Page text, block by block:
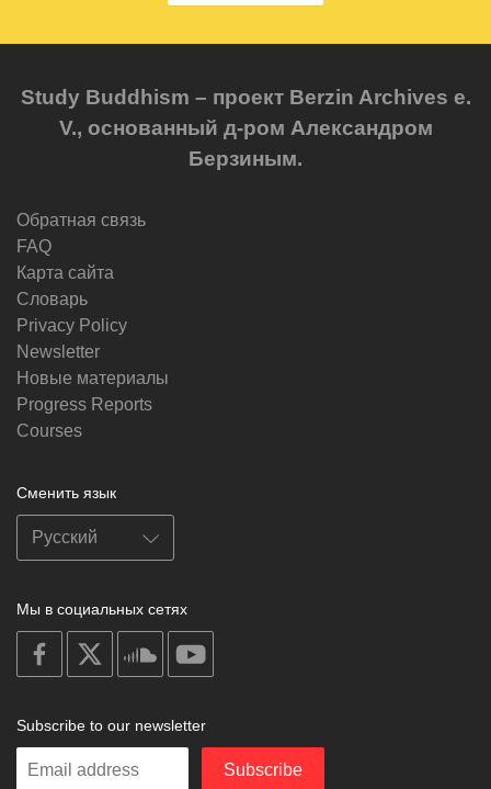
Study Buddhism – проект Berzin Archives e.
V., основанный д-ром Александром
Берзиным.
Обратная связь
FAQ
Карта сайта
Словарь
Privacy Policy
Newsletter
Новые материалы
Progress Reports
Courses
Сменить язык
Мы в социальных сетях
on
facebook
soundcloud
Subscribe to our newsletter
Enter
Subscribe